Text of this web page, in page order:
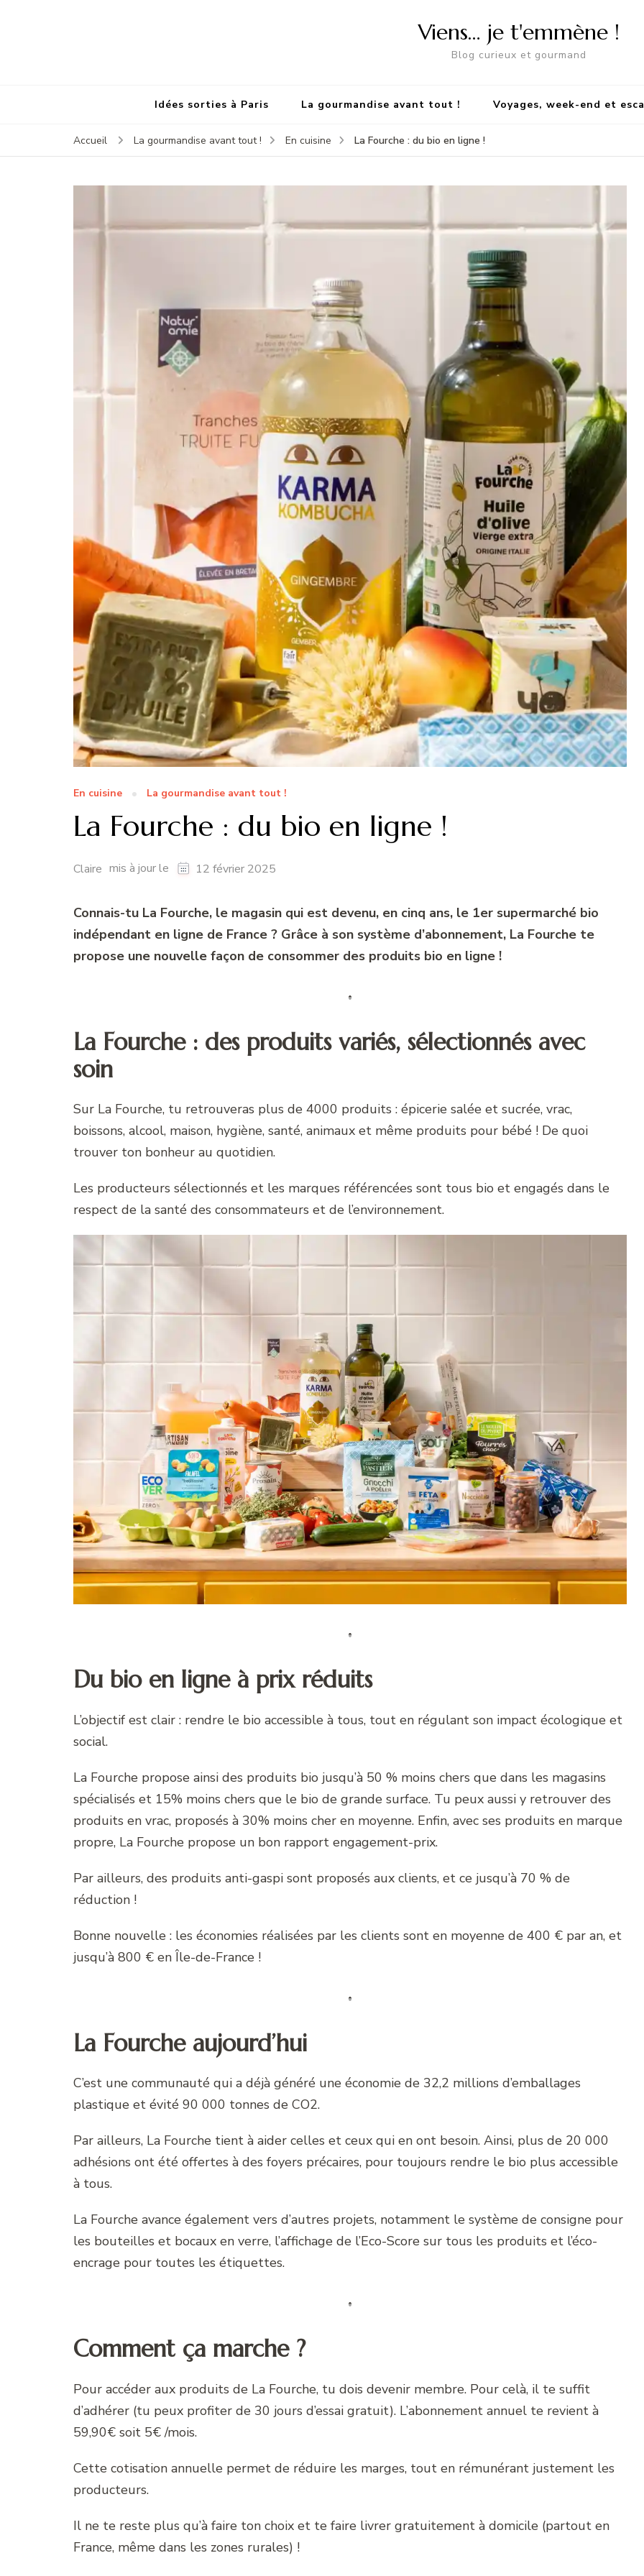
Viens… je t'emmène !
Blog curieux et gourmand
Idées sorties à Paris La gourmandise avant tout ! Voyages, week-end et
Accueil La gourmandise avant tout ! En cuisine La Fourche : du bio en ligne !
En cuisine La gourmandise avant tout !
La Fourche : du bio en ligne !
Claire mis à jour le 12 février 2025
Connais-tu La Fourche, le magasin qui est devenu, en cinq ans, le 1er supermarché bio
indépendant en ligne de France ? Grâce à son système d’abonnement, La Fourche te
propose une nouvelle façon de consommer des produits bio en ligne !
La Fourche : des produits variés, sélectionnés avec
soin
Sur La Fourche, tu retrouveras plus de 4000 produits : épicerie salée et sucrée, vrac,
boissons, alcool, maison, hygiène, santé, animaux et même produits pour bébé ! De quoi
trouver ton bonheur au quotidien.
Les producteurs sélectionnés et les marques référencées sont tous bio et engagés dans le
respect de la santé des consommateurs et de l’environnement.
Du bio en ligne à prix réduits
L’objectif est clair : rendre le bio accessible à tous, tout en régulant son impact écologique et
social.
La Fourche propose ainsi des produits bio jusqu’à 50 % moins chers que dans les magasins
spécialisés et 15% moins chers que le bio de grande surface. Tu peux aussi y retrouver des
produits en vrac, proposés à 30% moins cher en moyenne. Enfin, avec ses produits en marque
propre, La Fourche propose un bon rapport engagement-prix.
Par ailleurs, des produits anti-gaspi sont proposés aux clients, et ce jusqu’à 70 % de
réduction !
Bonne nouvelle : les économies réalisées par les clients sont en moyenne de 400 € par an, et
jusqu’à 800 € en Île-de-France !
La Fourche aujourd’hui
C’est une communauté qui a déjà généré une économie de 32,2 millions d’emballages
plastique et évité 90 000 tonnes de CO2.
Par ailleurs, La Fourche tient à aider celles et ceux qui en ont besoin. Ainsi, plus de 20 000
adhésions ont été offertes à des foyers précaires, pour toujours rendre le bio plus accessible
à tous.
La Fourche avance également vers d’autres projets, notamment le système de consigne pour
les bouteilles et bocaux en verre, l’affichage de l’Eco-Score sur tous les produits et l’éco-
encrage pour toutes les étiquettes.
Comment ça marche ?
Pour accéder aux produits de La Fourche, tu dois devenir membre. Pour celà, il te suffit
d’adhérer (tu peux profiter de 30 jours d’essai gratuit). L’abonnement annuel te revient à
59,90€ soit 5€ /mois.
Cette cotisation annuelle permet de réduire les marges, tout en rémunérant justement les
producteurs.
Il ne te reste plus qu’à faire ton choix et te faire livrer gratuitement à domicile (partout en
France, même dans les zones rurales) !